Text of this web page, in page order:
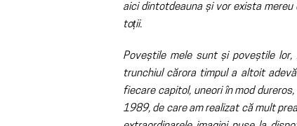
aici dintotdeauna și vor exista mereu
toții.
Poveștile mele sunt și poveștile
trunchiul cărora timpul a altoit
fiecare capitol, uneori în mod
1989, de care am realizat că mult